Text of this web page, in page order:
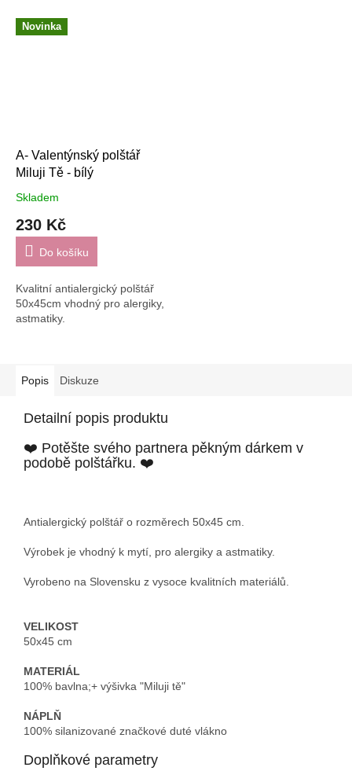
Novinka
A- Valentýnský polštář
Miluji Tě - bílý
Skladem
230 Kč
Do košíku
Kvalitní antialergický polštář
50x45cm vhodný pro alergiky,
astmatiky.
Popis Diskuze
Detailní popis produktu
❤️ Potěšte svého partnera pěkným dárkem v
podobě polštářku. ❤️
Antialergický polštář o rozměrech 50x45 cm.
Výrobek je vhodný k mytí, pro alergiky a astmatiky.
Vyrobeno na Slovensku z vysoce kvalitních materiálů.
VELIKOST
50x45 cm
MATERIÁL
100% bavlna;+ výšivka "Miluji tě"
NÁPLŇ
100% silanizované značkové duté vlákno
Doplňkové parametry